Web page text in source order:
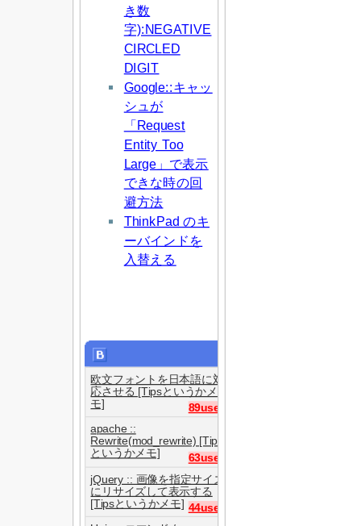
き数
字):NEGATIVE
CIRCLED
DIGIT
Google::キャッ
シュが
「Request
Entity Too
Large」で表示
できな時の回
避方法
ThinkPad のキ
ーバインドを
入替える
欧文フォントを日本語に対
応させる [Tipsというかメ
モ]
89users
apache ::
Rewrite(mod_rewrite) [Tips
というかメモ]
63users
jQuery :: 画像を指定サイズ
にリサイズして表示する
[Tipsというかメモ] 44users